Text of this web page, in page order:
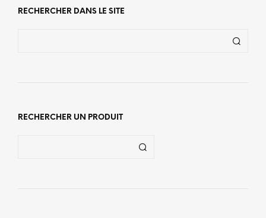
RECHERCHER DANS LE SITE
RECHERCHER UN PRODUIT